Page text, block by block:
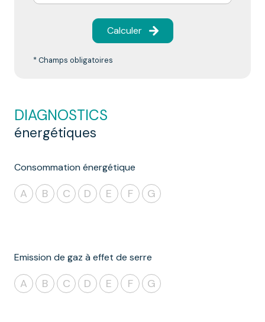
Calculer
* Champs obligatoires
DIAGNOSTICS
énergétiques
Consommation énergétique
A B C D E F G
Emission de gaz à effet de serre
A B C D E F G